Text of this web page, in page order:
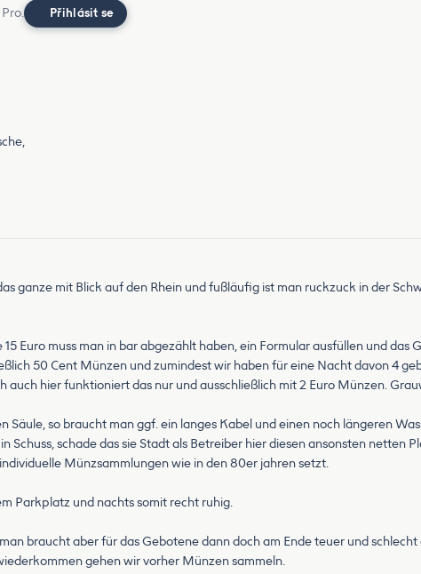
Přihlásit se
ganze mit Blick auf den Rhein und fußläufig ist man ruckzuck in der
Euro muss man in bar abgezählt haben, ein Formular ausfüllen und das
50 Cent Münzen und zumindest wir haben für eine Nacht davon 4
auch hier funktioniert das nur und ausschließlich mit 2 Euro Münzen.
Säule, so braucht man ggf. ein langes Kabel und einen noch längeren
Schuss, schade das sie Stadt als Betreiber hier diesen ansonsten netten
Münzsammlungen wie in den 80er jahren setzt.
Parkplatz und nachts somit recht ruhig.
braucht aber für das Gebotene dann doch am Ende teuer und
gehen wir vorher Münzen sammeln.